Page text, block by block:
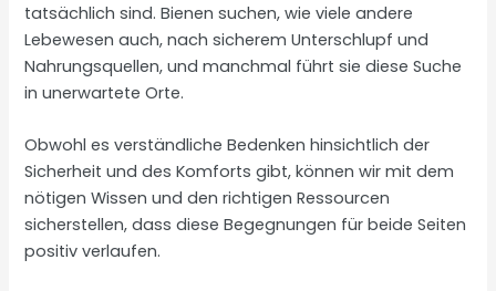
tatsächlich sind. Bienen suchen, wie viele andere
Lebewesen auch, nach sicherem Unterschlupf und
Nahrungsquellen, und manchmal führt sie diese Suche
in unerwartete Orte.
Obwohl es verständliche Bedenken hinsichtlich der
Sicherheit und des Komforts gibt, können wir mit dem
nötigen Wissen und den richtigen Ressourcen
sicherstellen, dass diese Begegnungen für beide Seiten
positiv verlaufen.